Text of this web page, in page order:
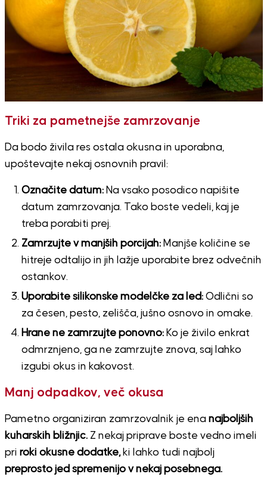
Triki za pametnejše zamrzovanje
Da bodo živila res ostala okusna in uporabna,
upoštevajte nekaj osnovnih pravil:
Označite datum:Na vsako posodico napišite
datum zamrzovanja. Tako boste vedeli, kaj je
treba porabiti prej.
Zamrzujte v manjših porcijah:Manjše količine se
hitreje odtalijo in jih lažje uporabite brez odvečnih
ostankov.
Uporabite silikonske modelčke za led: Odlični so
za česen, pesto, zelišča, jušno osnovo in omake.
Hrane ne zamrzujte ponovno:Ko je živilo enkrat
odmrznjeno, ga ne zamrzujte znova, saj lahko
izgubi okus in kakovost.
Manj odpadkov, več okusa
Pametno organiziran zamrzovalnik je ena najboljših
kuharskih bližnjic.Z nekaj priprave boste vedno imeli
pri roki okusne dodatke,ki lahko tudi najbolj
preprosto jed spremenijo v nekaj posebnega.